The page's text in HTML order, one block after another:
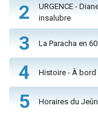
2
URGENCE -
insalubre
3 La Paracha en
4 Histoire - À bord
5 Horaires du